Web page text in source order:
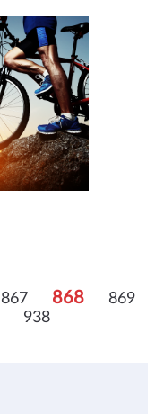
867 868
869
938